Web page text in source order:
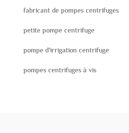
fabricant de pompes centrifuges
petite pompe centrifuge
pompe d'irrigation centrifuge
pompes centrifuges à vis